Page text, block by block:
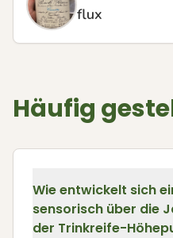
flux
Häufig
Wie entwickelt sich
sensorisch über die
der Trinkreife-